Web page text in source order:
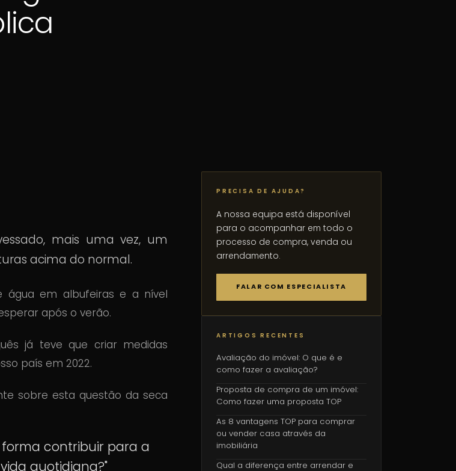
PRECISA DE AJUDA?
A nossa equipa está disponível
para o acompanhar em todo o
processo de compra, venda ou
arrendamento.
FALAR COM ESPECIALISTA
ARTIGOS RECENTES
Avaliação do imóvel: O que é e
como fazer a avaliação?
Proposta de compra de um imóvel:
Como fazer uma proposta TOP
As 8 vantagens TOP para comprar
ou vender casa através da
imobiliária
Qual a diferença entre arrendar e
mais uma vez, um
acima do normal.
água em albufeiras e a nível
após o verão.
já teve que criar medidas
país em 2022.
sobre esta questão da seca
contribuir para a
quotidiana?"